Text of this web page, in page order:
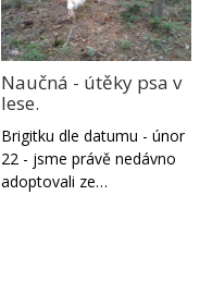
Naučná - útěky psa v
lese.
Brigitku dle datumu - únor
22 - jsme právě nedávno
adoptovali ze…